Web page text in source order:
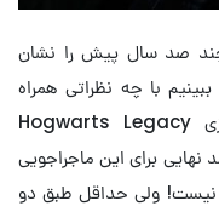
چند صد سال پیش را نشان
با چه نظراتی همراه
خواهد شد. اما درباره تاریخ عرضه بازی Hogwarts Legacy
تایید کرده‌اند که ۲۰۲۲ مقصد نهایی برای این ماجراجویی
نیست! ولی حداقل طبق دو